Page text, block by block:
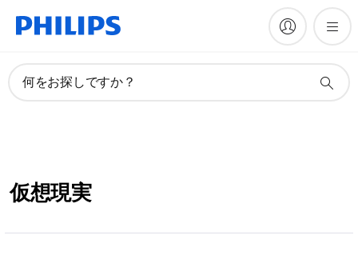
何をお探しですか？
仮想現実